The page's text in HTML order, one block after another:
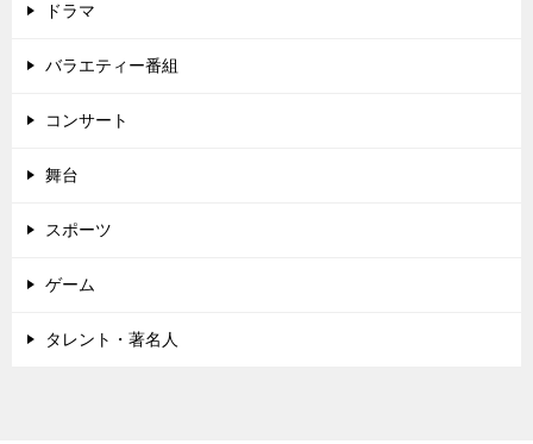
ドラマ
バラエティー番組
コンサート
舞台
スポーツ
ゲーム
タレント・著名人